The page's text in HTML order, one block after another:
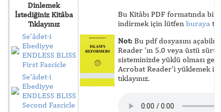
Dinlemek
İstediğiniz Kitâba
Tıklayınız
Se'âdet-i
Ebediyye
ENDLESS BLISS
First Fascicle
Se'âdet-i
Ebediyye
ENDLESS BLISS
Second Fascicle
Bu Kitâbı PDF formatında
indirmek için lütfen buraya
Not: Bu pdf dosyasını
Reader 'ın 5.0 veya üstü
sisteminizde yüklü olması
Acrobat Reader'i yüklemek
tıklayınız.